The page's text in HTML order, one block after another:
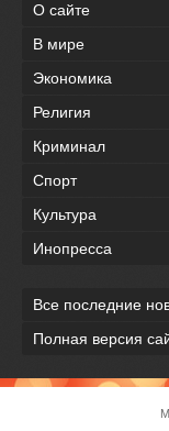
О сайте
В мире
Экономика
Религия
Криминал
Спорт
Культура
Инопресса
Все последние
Полная версия